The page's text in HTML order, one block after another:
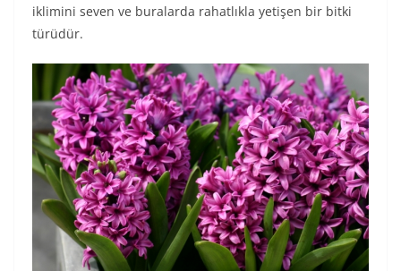
iklimini seven ve buralarda rahatlıkla yetişen bir bitki
türüdür.